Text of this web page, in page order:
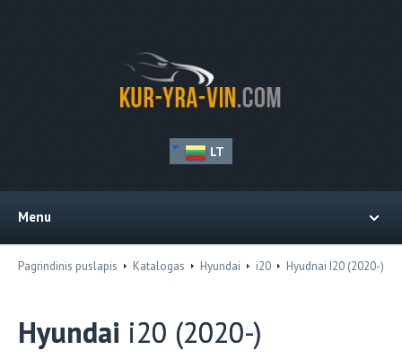
LT
Menu
Pagrindinis puslapis Katalogas Hyundai i20 Hyudnai I20 (2020-)
Hyundai i20 (2020-)